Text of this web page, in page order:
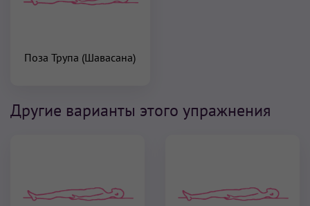
Поза Трупа (Шавасана)
Другие варианты этого упражнения